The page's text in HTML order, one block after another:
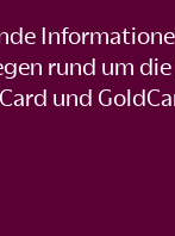
rund um
und